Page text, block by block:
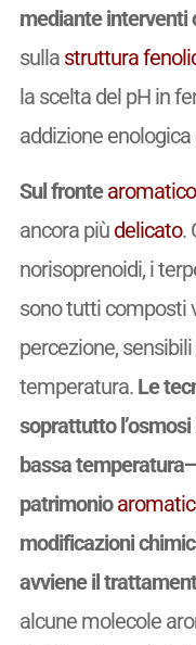
mediante interventi
sulla struttura
la scelta del pH in
addizione
Sul frontearomatico
ancora più delicato.
norisoprenoidi, i
sono tutti composti
percezione,
temperatura. Le
soprattutto
bassa
patrimonio
modificazioni
avviene il
alcune molecole